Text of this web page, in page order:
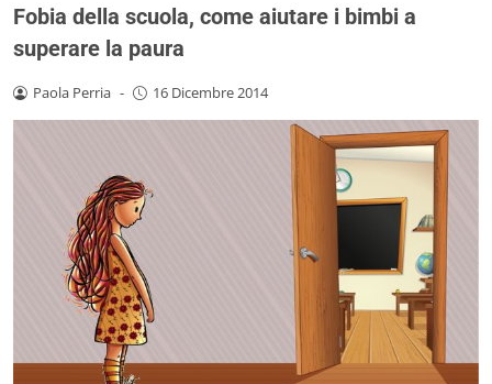
Fobia della scuola, come aiutare i bimbi a
superare la paura
Paola Perria - 16 Dicembre 2014